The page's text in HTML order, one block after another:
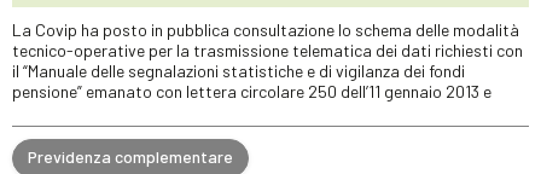
La Covip ha posto in pubblica consultazione lo schema delle modalità
tecnico-operative per la trasmissione telematica dei dati richiesti con
il “Manuale delle segnalazioni statistiche e di vigilanza dei fondi
pensione” emanato con lettera circolare 250 dell’11 gennaio 2013 e
Previdenza complementare